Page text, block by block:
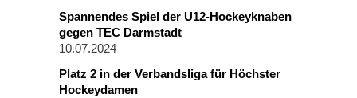
Spannendes Spiel der U12-Hockeyknaben
gegen TEC Darmstadt
10.07.2024
Platz 2 in der Verbandsliga für Höchster
Hockeydamen